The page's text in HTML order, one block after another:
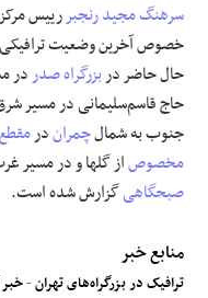
فرهنگی و هنری
مقالات
سرهنگمجیدرنجبررییس
خصوص آخرین وضعیت
حال حاضر دربزرگراه صدردر
حاج قاسم‌سلیمانی در مسیر
جنوب به شمالچمراندرمقطع
مخصوصاز گلها و در مسیر
صبحگاهیگزارش شده است.
منابع خبر
ترافیک در بزرگراه‌های تهران-خبر